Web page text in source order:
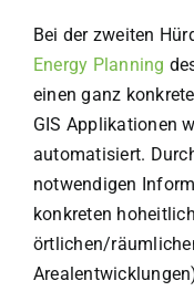
Bei der zweiten
Energy Planning
einen ganz
GIS Applikationen
automatisiert.
notwendigen
konkreten
örtlichen/